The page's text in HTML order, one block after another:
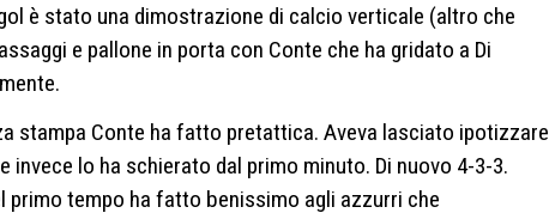
è stato una dimostrazione di calcio verticale (altro che
e pallone in porta con Conte che ha gridato a Di
stampa Conte ha fatto pretattica. Aveva lasciato ipotizzare
invece lo ha schierato dal primo minuto. Di nuovo 4-3-3.
primo tempo ha fatto benissimo agli azzurri che